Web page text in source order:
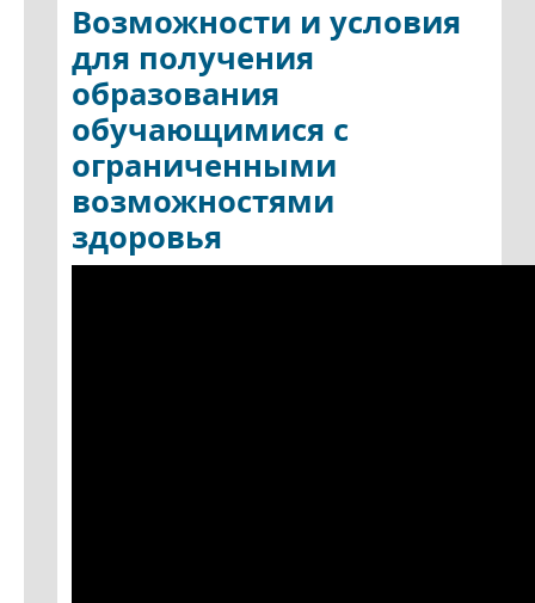
Возможности и условия
для получения
образования
обучающимися с
ограниченными
возможностями
здоровья